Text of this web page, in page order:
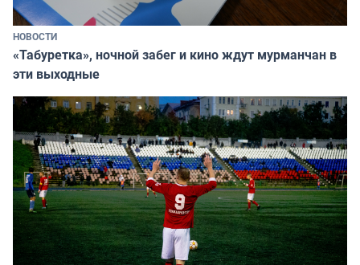
НОВОСТИ
«Табуретка», ночной забег и кино ждут мурманчан в
эти выходные